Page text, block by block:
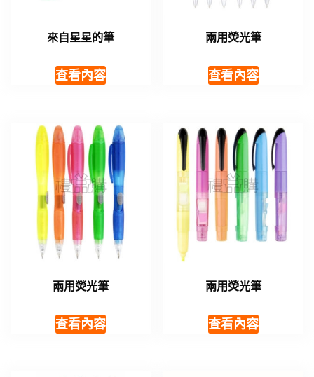
來自星星的筆
查看內容
兩用熒光筆
查看內容
兩用熒光筆
查看內容
兩用熒光筆
查看內容